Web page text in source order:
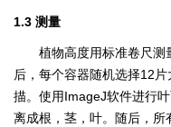
1.3 测量
植物高度用标准卷尺测
后，每个容器随机选择12
描。使用ImageJ软件进行
离成根，茎，叶。随后，所